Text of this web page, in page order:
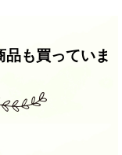
も買っていま